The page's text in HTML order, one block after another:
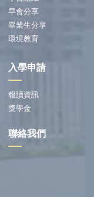
早會分享
畢業生分享
環境教育
入學申請
報讀資訊
獎學金
聯絡我們